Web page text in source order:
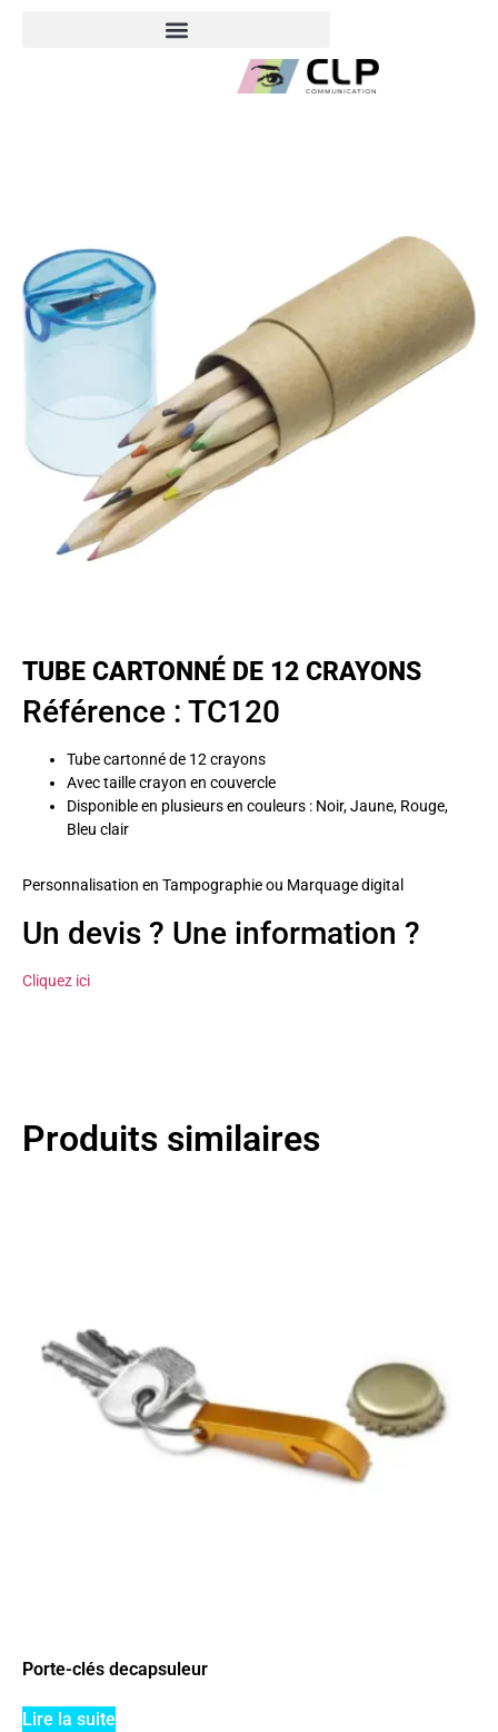
TUBE CARTONNÉ DE 12 CRAYONS
Référence : TC120
Tube cartonné de 12 crayons
Avec taille crayon en couvercle
Disponible en plusieurs en couleurs : Noir, Jaune, Rouge,
Bleu clair
Personnalisation en Tampographie ou Marquage digital
Un devis ? Une information ?
Cliquez ici
Produits similaires
Porte-clés decapsuleur
Lire la suite